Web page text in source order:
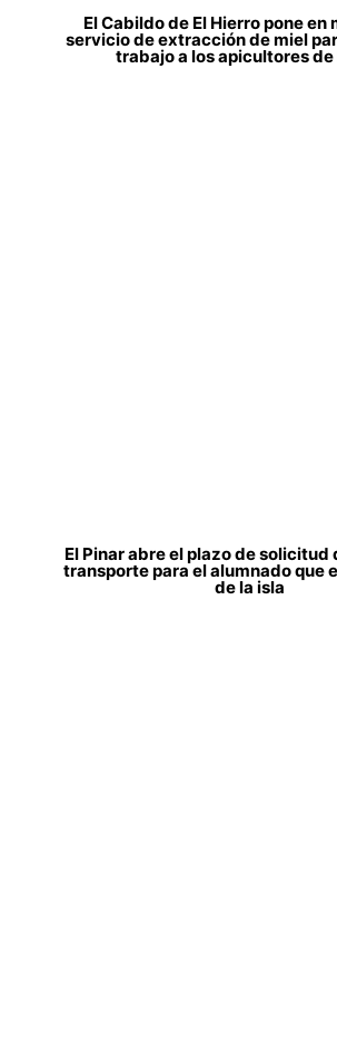
El Cabildo de El Hierro pone en
servicio de extracción de miel
trabajo a los apicultores de
El Pinar abre el plazo de solicitud
transporte para el alumnado que
de la isla